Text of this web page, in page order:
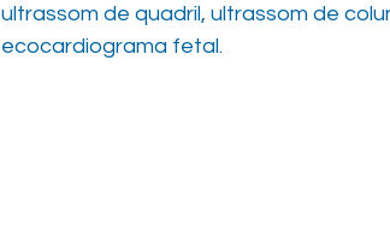
ultrassom de quadril, ultrassom de
ecocardiograma fetal.